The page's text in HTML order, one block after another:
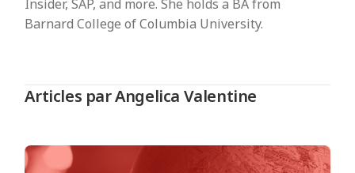
Insider, SAP, and more. She holds a BA from
Barnard College of Columbia University.
Articles par Angelica Valentine